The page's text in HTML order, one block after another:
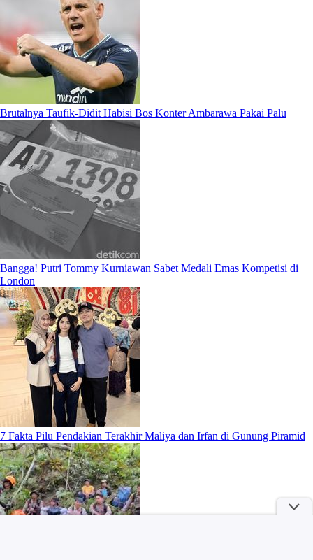
Brutalnya Taufik-Didit Habisi Bos Konter Ambarawa Pakai Palu
Bangga! Putri Tommy Kurniawan Sabet Medali Emas Kompetisi di
London
7 Fakta Pilu Pendakian Terakhir Maliya dan Irfan di Gunung Piramid